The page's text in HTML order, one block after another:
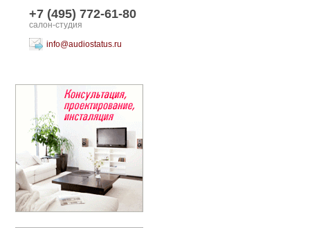
+7 (495) 772-61-80
салон-студия
info@audiostatus.ru